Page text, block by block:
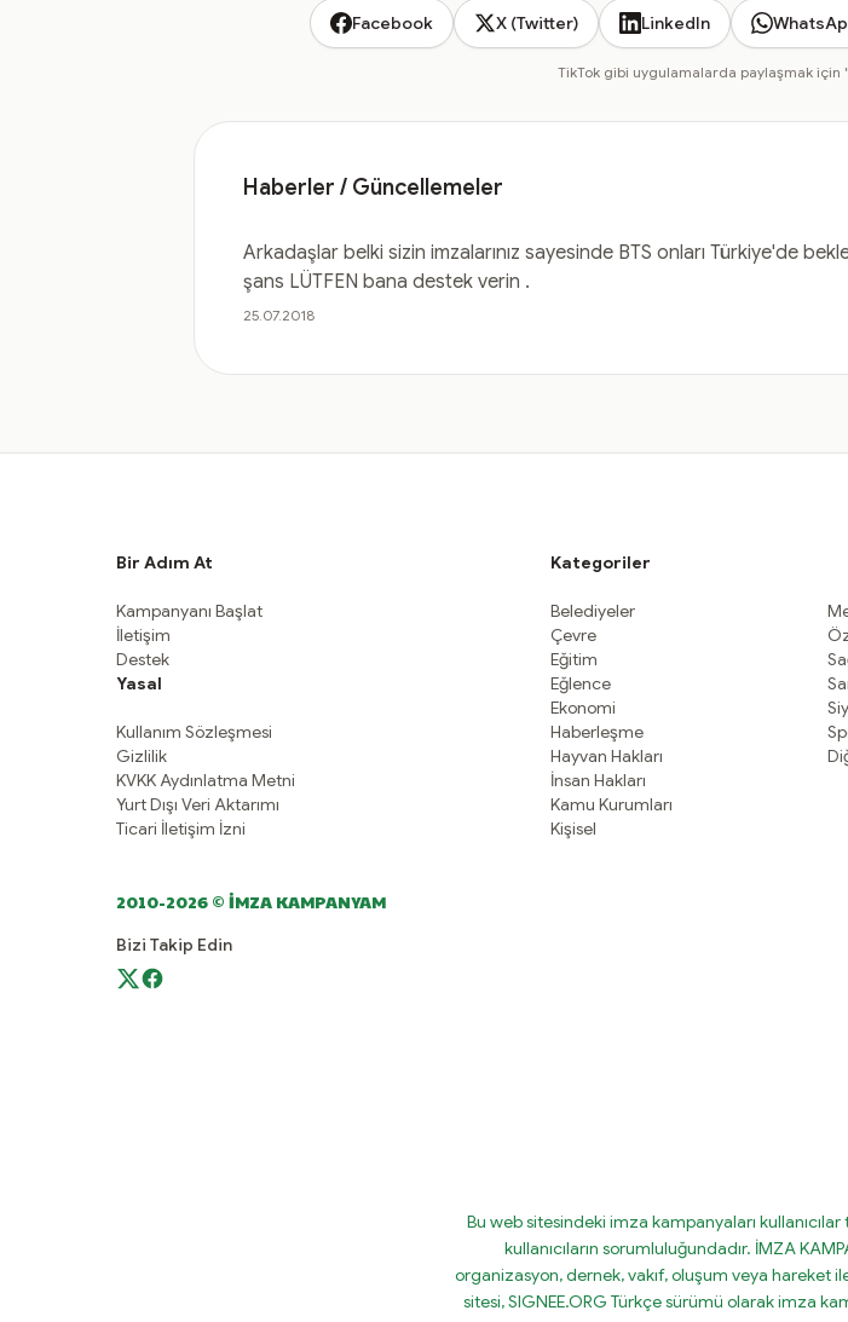
Facebook X (Twitter) LinkedIn
TikTok gibi uygulamalarda paylaşmak için
Haberler / Güncellemeler
Arkadaşlar belki sizin imzalarınız sayesinde BTS onları Türkiye'de
şans LÜTFEN bana destek verin .
25.07.2018
Bir Adım At
Kampanyanı Başlat
İletişim
Destek
Yasal
Kullanım Sözleşmesi
Gizlilik
KVKK Aydınlatma Metni
Yurt Dışı Veri Aktarımı
Ticari İletişim İzni
2010-2026 © İMZA KAMPANYAM
Bizi Takip Edin
Kategoriler
Belediyeler
Çevre
Eğitim
Eğlence
Ekonomi
Haberleşme
Hayvan Hakları
İnsan Hakları
Kamu Kurumları
Kişisel
Bu web sitesindeki imza kampanyaları
kullanıcıların sorumluluğundadır. İMZA
organizasyon, dernek, vakıf, oluşum veya hareket
sitesi, SIGNEE.ORG Türkçe sürümü olarak imza